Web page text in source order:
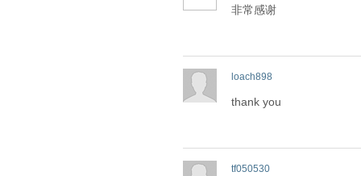
非常感谢
loach898
thank you
tf050530